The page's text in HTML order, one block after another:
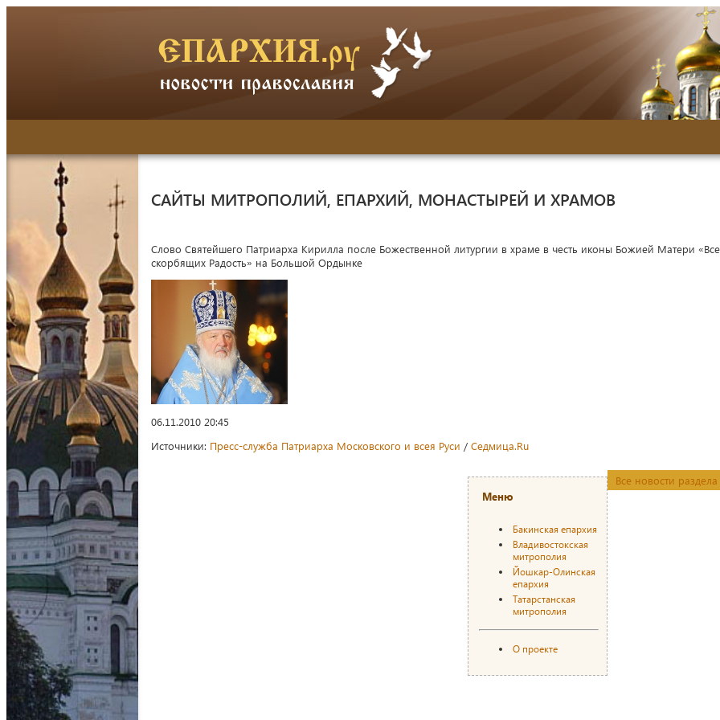
САЙТЫ МИТРОПОЛИЙ, ЕПАРХИЙ, МОНАСТЫРЕЙ И ХРАМОВ
Слово Святейшего Патриарха Кирилла после Божественной литургии в храме в честь иконы Божией Матери
скорбящих Радость» на Большой Ордынке
06.11.2010 20:45
Источники: Пресс-служба Патриарха Московского и всея Руси / Седмица.Ru
Все новости
Меню
Бакинская епархия
Владивостокская
митрополия
Йошкар-Олинская
епархия
Татарстанская
митрополия
О проекте